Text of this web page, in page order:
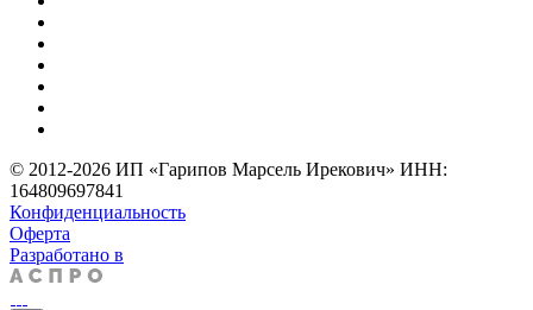
© 2012-2026 ИП «Гарипов Марсель Ирекович» ИНН:
164809697841
Конфиденциальность
Оферта
Разработано в